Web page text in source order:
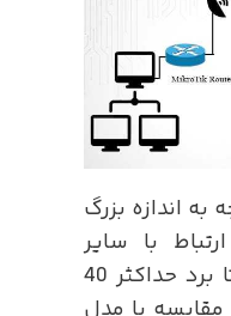
به اندازه بزرگ
با سایر
ایستگاه ها و آنتن ها تا برد حداکثر 40